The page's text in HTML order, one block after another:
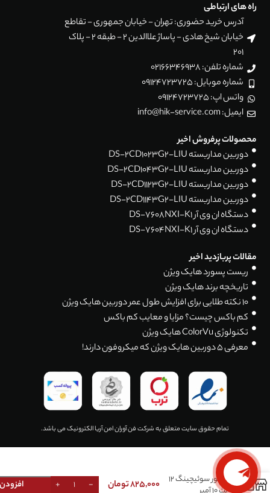
راه های ارتباطی
آدرس خرید حضوری: تهران - خیابان جمهوری - تقاطع
خیابان شیخ هادی - پاساژ علاالدین 2 - طبقه 2 - پلاک
201
شماره تلفن: 02166346938
شماره موبایل: 09124723725
واتس اپ: 09124723725
ایمیل: info@hik-service.com
محصولات پرفروش اخیر
دوربین مداربسته DS-2CD1023G2-LIU
دوربین مداربسته DS-2CD1043G2-LIU
دوربین مداربسته DS-2CD1123G2-LIU
دوربین مداربسته DS-2CD1143G2-LIU
دستگاه ان وی آر DS-7608NXI-K1
دستگاه ان وی آر DS-7604NXI-K1
مقالات پربازدید اخیر
ریست پسورد هایک ویژن
تاریخچه برند هایک ویژن
۱۰ نکته طلایی برای افزایش طول عمر دوربین هایک ویژن
کم باکس چیست؟ مزایا و معایب کم باکس
تکنولوژی ColorVu هایک ویژن
معرفی 5 دوربین هایک ویژن که میکروفون دارند!
تمام حقوق سایت متعلق به شرکت فن آوران امن آریا الکترونیک می باشد.
آداپتور سوئیچینگ 12
825,000تومان 0